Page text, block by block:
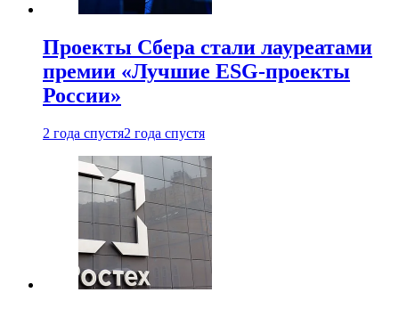
Проекты Сбера стали лауреатами
премии «Лучшие ESG-проекты
России»
2 года спустя2 года спустя